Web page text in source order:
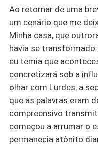
Ao retornar de uma
um cenário que me
Minha casa, que
havia se transformado
eu temia que
concretizará sob a
olhar com Lurdes, a
que as palavras eram
compreensivo
começou a arrumar o
permanecia atônito